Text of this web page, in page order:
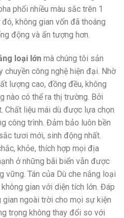
phối nhiều màu sắc trên 1
không gian vốn đã thoáng
động và ấn tượng hơn.
loại lớn mà chúng tôi sản
công nghệ hiện đại. Nhờ
lượng cao, đồng đều, không
nào có thể ra thị trường. Bởi
Chất liệu mái dù được lựa chọn
công trình. Đảm bảo luôn bền
tươi mới, sinh động nhất.
khỏe, thích hợp mọi địa
ở những bãi biển vẫn được
vững. Tán của Dù che nắng loại
gian với diện tích lớn. Đáp
ngoài trời cho mọi sự kiện
trọng không thay đổi so với